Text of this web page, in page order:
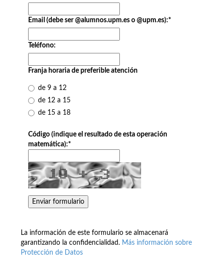
Email (debe ser @alumnos.upm.es o @upm.es):*
Teléfono:
Franja horaria de preferible atención
de 9 a 12
de 12 a 15
de 15 a 18
Código (indique el resultado de esta operación
matemática):*
La información de este formulario se almacenará
garantizando la confidencialidad. Más información sobre
Protección de Datos